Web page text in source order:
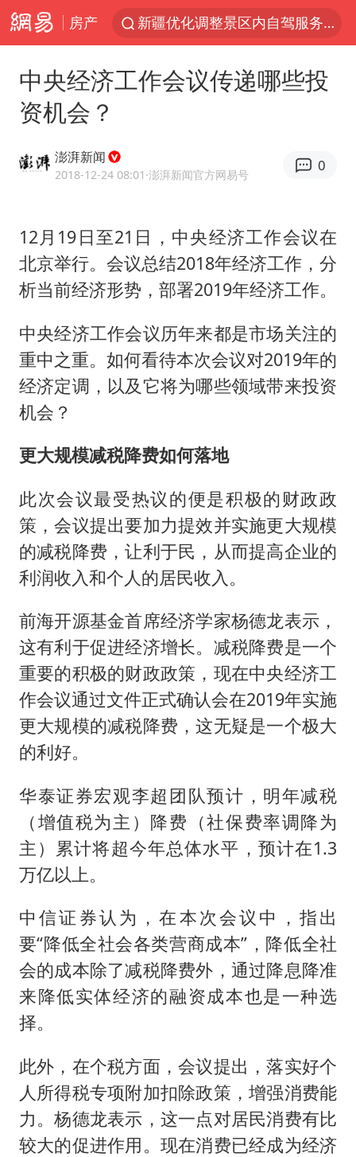
房产
新疆优化调整景区内自驾服务费
梁家辉：到内地拍戏不是北上是回归
西湖突现狂风暴雨 游客瞬间被浇透
白海豚将正面袭击贯穿浙江
《欢迎来龙餐馆》口碑
郑丽文：台湾从来没有“独立”过
几元成本的AI广告导致千万市值蒸发
酒店回应车内过夜被收150元
商场现钱学森巨幅海报 负责人回应
乐享全民健身 共筑健康中国
中央经济工作会议传递哪些投
资机会？
澎湃新闻
2018-12-24 08:01 ·澎湃新闻官方网易号
0
12月19日至21日，中央经济工作会议在
北京举行。会议总结2018年经济工作，分
析当前经济形势，部署2019年经济工作。
中央经济工作会议历年来都是市场关注的
重中之重。如何看待本次会议对2019年的
经济定调，以及它将为哪些领域带来投资
机会？
更大规模减税降费如何落地
此次会议最受热议的便是积极的财政政
策，会议提出要加力提效并实施更大规模
的减税降费，让利于民，从而提高企业的
利润收入和个人的居民收入。
前海开源基金首席经济学家杨德龙表示，
这有利于促进经济增长。减税降费是一个
重要的积极的财政政策，现在中央经济工
作会议通过文件正式确认会在2019年实施
更大规模的减税降费，这无疑是一个极大
的利好。
华泰证券宏观李超团队预计，明年减税
（增值税为主）降费（社保费率调降为
主）累计将超今年总体水平，预计在1.3
万亿以上。
中信证券认为，在本次会议中，指出
要“降低全社会各类营商成本”，降低全社
会的成本除了减税降费外，通过降息降准
来降低实体经济的融资成本也是一种选
择。
此外，在个税方面，会议提出，落实好个
人所得税专项附加扣除政策，增强消费能
力。杨德龙表示，这一点对居民消费有比
较大的促进作用。现在消费已经成为经济